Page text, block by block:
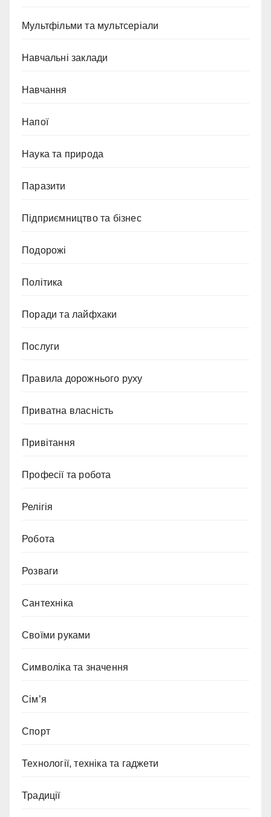
Мультфільми та мультсеріали
Навчальні заклади
Навчання
Напої
Наука та природа
Паразити
Підприємництво та бізнес
Подорожі
Політика
Поради та лайфхаки
Послуги
Правила дорожнього руху
Приватна власність
Привітання
Професії та робота
Релігія
Робота
Розваги
Сантехніка
Своїми руками
Символіка та значення
Сім’я
Спорт
Технології, техніка та гаджети
Традиції